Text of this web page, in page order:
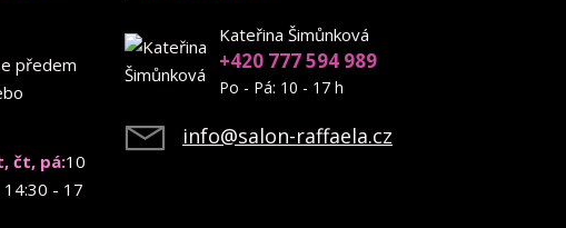
předem
čt, pá:10
- 17
Kateřina Šimůnková
+420 777 594 989
Po - Pá: 10 - 17 h
info@salon-raffaela.cz